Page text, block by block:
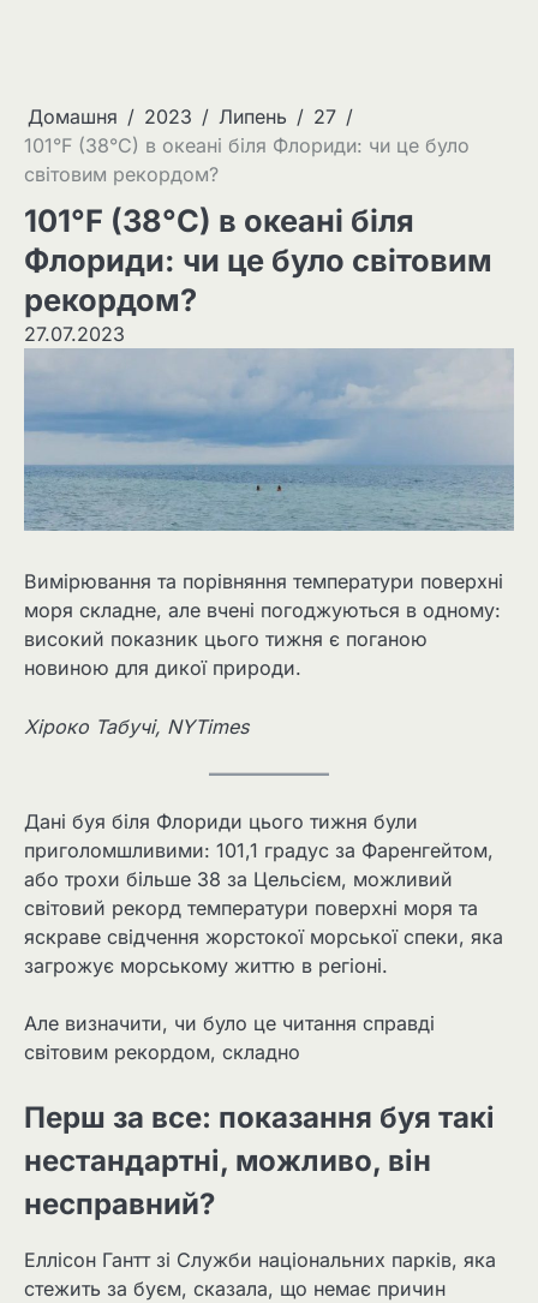
Домашня 2023 Липень
27
101°F (38°C) в океані біля Флориди: чи це було
світовим рекордом?
101°F (38°C) в океані біля
Флориди: чи це було світовим
рекордом?
27.07.2023
Вимірювання та порівняння температури поверхні
моря складне, але вчені погоджуються в одному:
високий показник цього тижня є поганою
новиною для дикої природи.
Хіроко Табучі, NYTimes
Дані буя біля Флориди цього тижня були
приголомшливими: 101,1 градус за Фаренгейтом,
або трохи більше 38 за Цельсієм, можливий
світовий рекорд температури поверхні моря та
яскраве свідчення жорстокої морської спеки, яка
загрожує морському життю в регіоні.
Але визначити, чи було це читання справді
світовим рекордом, складно
Перш за все: показання буя такі
нестандартні, можливо, він
несправний?
Еллісон Гантт зі Служби національних парків, яка
стежить за буєм, сказала, що немає причин